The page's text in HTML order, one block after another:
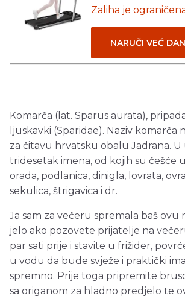
Zaliha je
NARUČI VEĆ
Komarča (lat. Sparus aurata),
ljuskavki (Sparidae). Naziv komarča
za čitavu hrvatsku obalu Jadrana.
tridesetak imena, od kojih su češće
orada, podlanica, dinigla, lovrata,
sekulica, štrigavica i dr.
Ja sam za večeru spremala baš ovu
jelo ako pozovete prijatelje na
par sati prije i stavite u frižider,
u vodu da bude svježe i praktički
spremno. Prije toga pripremite
sa origanom za hladno predjelo te